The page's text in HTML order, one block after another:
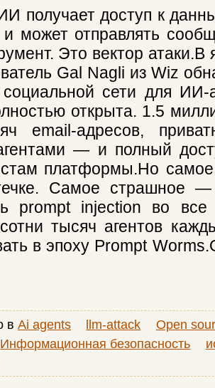
получает доступ к
и может отправлять
Это вектор атаки.В
Gal Nagli из Wiz
сети для ИИ-
открыта. 1.5
email-адресов,
— и полный
платформы.Но
Самое страшное
prompt injection во все
тысяч агентов
в эпоху Prompt
в Ai agents llm-attack
Open
Информационная безопасность